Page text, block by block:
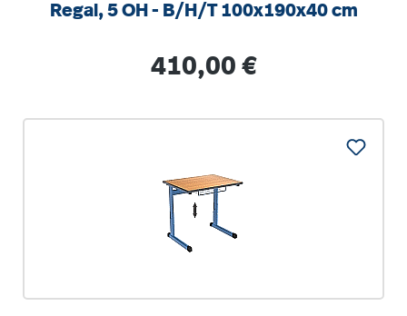
Regal, 5 OH - B/H/T 100x190x40 cm
Regulärer Preis:
410,00 €